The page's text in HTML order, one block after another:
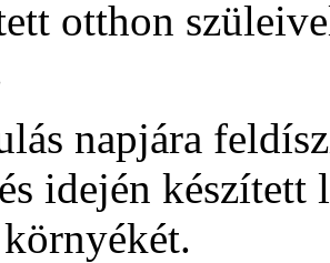
otthon
napjára
idején